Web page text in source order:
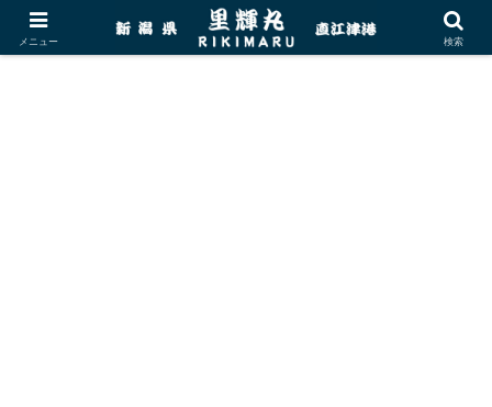
メニュー 検索